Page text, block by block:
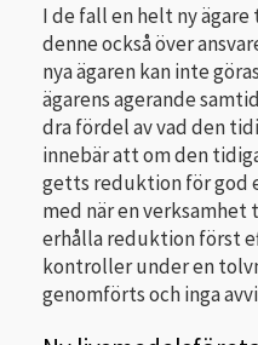
I de fall en helt ny
denne också över
nya ägaren kan inte
ägarens agerande
dra fördel av vad den
innebär att om den
getts reduktion för god
med när en verksamhet
erhålla reduktion först
kontroller under en
genomförts och inga